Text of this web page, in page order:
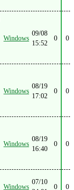
Windows
09/08
15:52
0 0
Windows
08/19
17:02
0 0
Windows
08/19
16:40
0 0
Windows
07/10
0 0